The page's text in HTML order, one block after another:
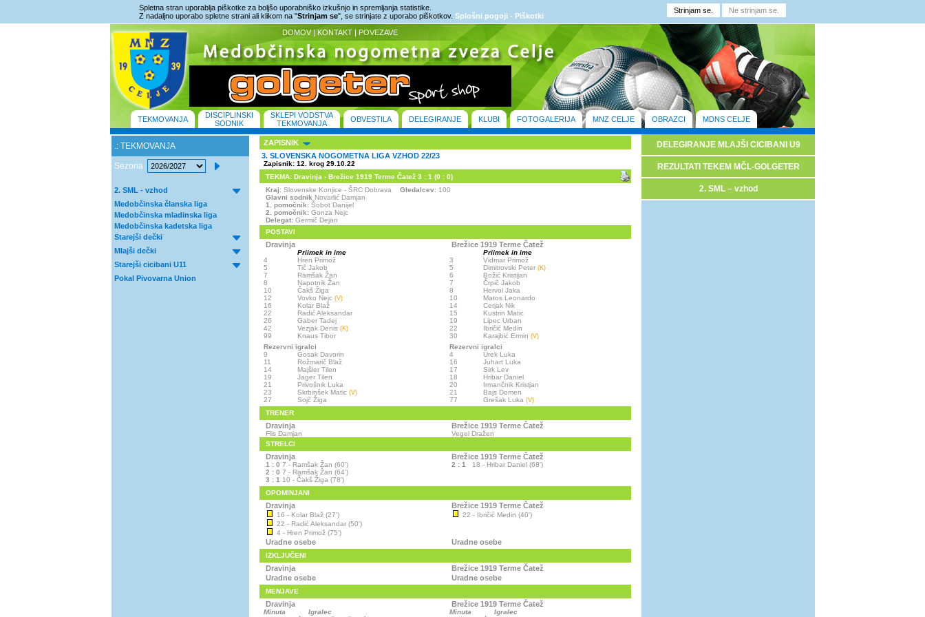
Spletna stran uporablja piškotke za boljšo uporabniško izkušnjo in spremljanja statistike.
Z nadaljno uporabo spletne strani ali klikom na "Strinjam se", se strinjate z uporabo piškotkov. Splošni pogoji - Piškotki
DOMOV | KONTAKT | POVEZAVE
TEKMOVANJA
DISCIPLINSKI
SODNIK
SKLEPI VODSTVA
TEKMOVANJA
OBVESTILA DELEGIRANJE KLUBI FOTOGALERIJA MNZ CELJE OBRAZCI MDNS CELJE
.: TEKMOVANJA
Sezona
2. SML - vzhod
Medobčinska članska liga
Medobčinska mladinska liga
Medobčinska kadetska liga
Starejši dečki
Mlajši dečki
Starejši cicibani U11
Pokal Pivovarna Union
ZAPISNIK
3. SLOVENSKA NOGOMETNA LIGA VZHOD 22/23
Zapisnik: 12. krog 29.10.22
TEKMA: Dravinja - Brežice 1919 Terme Čatež 3 : 1 (0 : 0)
Kraj: Slovenske Konjice - ŠRC Dobrava Gledalcev: 100
Glavni sodnik Novarlić Damjan
1. pomočnik: Šobot Danijel
2. pomočnik: Gonza Nejc
Delegat: Germič Dejan
POSTAVI
Dravinja
Priimek in ime
4
Hren Primož
5
Tič Jakob
7
Ramšak Žan
8
Napotnik Žan
10
Čakš Žiga
12
Vovko Nejc (V)
16
Kolar Blaž
22
Radić Aleksandar
26
Gaber Tadej
42
Vezjak Denis (K)
99 Knaus Tibor
Brežice 1919 Terme Čatež
Priimek in ime
3
Vidmar Primož
5
Dimitrovski Peter (K)
6
Božić Kristijan
7
Črpič Jakob
8
Hervol Jaka
10
Matos Leonardo
14
Cerjak Nik
15
Kustrin Matic
19
Lipec Urban
22
Ibričić Medin
30
Karajbić Ermin (V)
Rezervni igralci
9
Gosak Davorin
11
Rožmarič Blaž
14
Majšler Tilen
19
Jager Tilen
21
Privošnik Luka
23
Skrbinšek Matic (V)
27 Sojč Žiga
Rezervni igralci
4
Urek Luka
16
Juhart Luka
17
Sirk Lev
18
Hribar Daniel
20
Irmančnik Kristjan
21
Bajs Domen
77
Grešak Luka (V)
TRENER
Dravinja
Flis Damjan
Brežice 1919 Terme Čatež
Vegel Dražen
STRELCI
Dravinja
1 : 0 7 - Ramšak Žan (60')
2 : 0 7 - Ramšak Žan (64')
3 : 1 10 - Čakš Žiga (78')
Brežice 1919 Terme Čatež
2 : 1 18 - Hribar Daniel (68')
OPOMINJANI
Dravinja
16 - Kolar Blaž (27')
22 - Radić Aleksandar (50')
4 - Hren Primož (75')
Brežice 1919 Terme Čatež
22 - Ibričić Medin (40')
Uradne osebe Uradne osebe
IZKLJUČENI
Dravinja
Brežice 1919 Terme Čatež
Uradne osebe
Uradne osebe
MENJAVE
Dravinja
Minuta
Igralec
Brežice 1919 Terme Čatež
Minuta
Igralec
DELEGIRANJE MLAJŠI CICIBANI U9
REZULTATI TEKEM MČL-GOLGETER
2. SML – vzhod